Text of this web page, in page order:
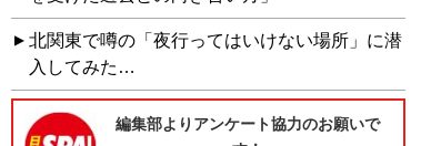
北関東で噂の「夜行ってはいけない場所」に潜
入してみた…